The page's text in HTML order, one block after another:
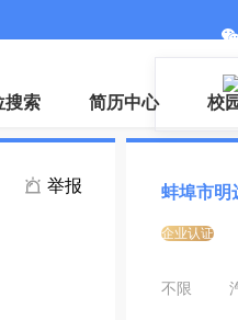
客服微信
搜索 简历中心 校
举报 蚌埠市明
企业认证
不限